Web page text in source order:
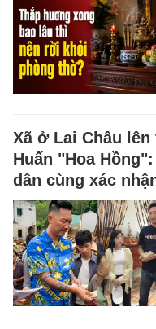
Xã ở Lai Châu
Huấn "Hoa
dân cùng xác